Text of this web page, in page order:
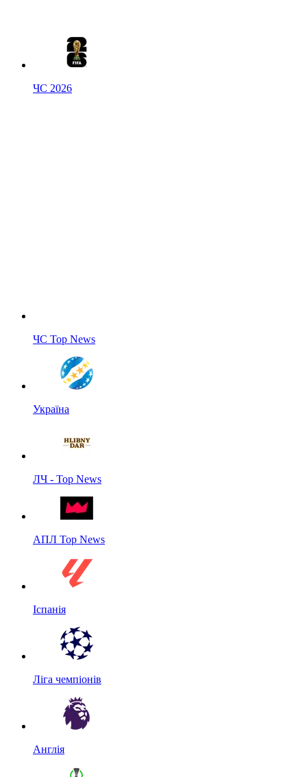
ЧС 2026
ЧС Top News
Україна
ЛЧ - Top News
АПЛ Top News
Іспанія
Ліга чемпіонів
Англія